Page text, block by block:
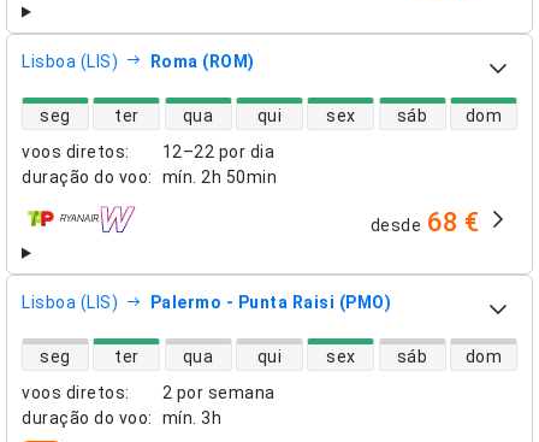
Lisboa (LIS) Roma (ROM)
voos diretos:
12–22 por dia
duração do voo: mín. 2h 50min
disponibilidade de voos diretos
seg ter qua qui sex sáb dom
companhias aéreas desde 68 €
Lisboa (LIS) Palermo - Punta Raisi (PMO)
voos diretos:
2 por semana
duração do voo: mín. 3h
disponibilidade de voos diretos
seg ter qua qui sex sáb dom